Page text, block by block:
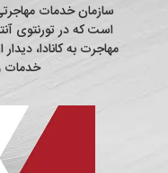
سازمان خدمات
است که در تورنتوی
مهاجرت به کانادا، دیدار
خدمات